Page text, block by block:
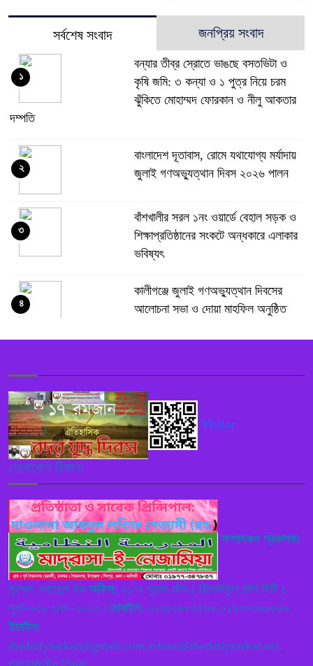
সর্বশেষ সংবাদ জনপ্রিয় সংবাদ
বন্যার তীব্র স্রোতে ভাঙছে বসতভিটা ও
কৃষি জমি: ৩ কন্যা ও ১ পুত্র নিয়ে চরম
ঝুঁকিতে মোহাম্মদ ফোরকান ও নীলু আকতার
দম্পতি
১
বাংলাদেশ দূতাবাস, রোমে যথাযোগ্য মর্যাদায়
জুলাই গণঅভ্যুত্থান দিবস ২০২৬ পালন
২
বাঁশখালীর সরল ১নং ওয়ার্ডে বেহাল সড়ক ও
শিক্ষাপ্রতিষ্ঠানের সংকটে অন্ধকারে এলাকার
ভবিষ্যৎ
৩
কালীগঞ্জে জুলাই গণঅভ্যুত্থান দিবসের
আলোচনা সভা ও দোয়া মাহফিল অনুষ্ঠিত
৪
পুলিশ কোনো বিশেষ দলের বা গোষ্ঠীর
লাঠিয়াল বাহিনী হিসেবে কাজ করবে নাঃ
স্বরাষ্ট্রমন্ত্রী
৬
নরসিংদী শিবপুরে ইসলামী ব্যাংকের নতুন
এজেন্ট শাখা নিয়ে বিতর্ক, নিয়ম লঙ্ঘনের
অভিযোগ
৭
বাংলাদেশের সরকার বা এদেশ পরিচালনা
রাজতন্ত্র না গণতান্ত্রিক পদ্ধতিতে বিগত
দিনে হয়েছে ,বতমানে কি পদ্ধতিতে হচ্ছে,
ভবিষ্যতে রাজতন্ত্র না গণতান্ত্রিক হবে তা নিধারণ করে বাংলাদেশের উন্নয়ন
ঘটাতে হবে ——— বাংলাদেশ নেজামে ইসলাম পাটি
৮
Visitor
যোগাযোগ ঠিকানা
সম্পাদকও প্রকাশক:
মুহম্মদ ওবায়দুল হক অফিস: ৫১/এ পুরানা পল্টন ( রিসোর্সফুল পল্টন সিটি )
স্যুট-৬০৮ ঢাকা--১০০০। মোবাইল: ০১৭৫৫৮৮৩৫৯৬,০১৯৭৭৩৬৬৫৬৬
ইমেইল:
thedailysarkar@gmail.com,editor@thedailysarkar.net.